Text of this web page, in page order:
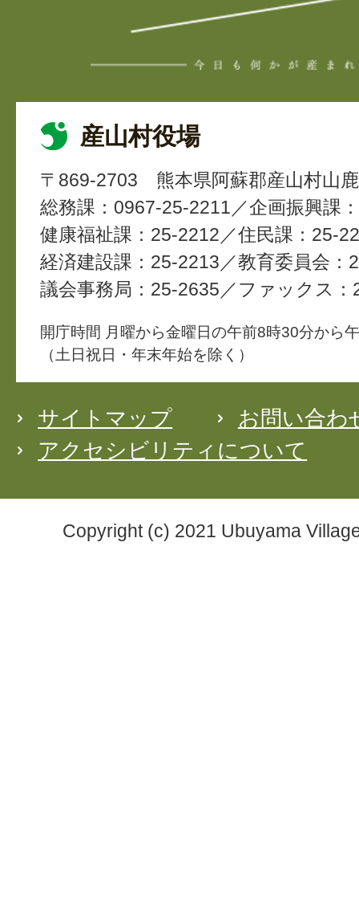
産山村役場
〒869-2703
熊本県阿蘇郡産山村山
総務課：0967-25-2211
企画振興課
健康福祉課：25-2212
住民課：25-
経済建設課：25-2213
教育委員会：
議会事務局：25-2635
ファックス：
開庁時間 月曜から金曜日の午前8時30分から
（土日祝日・年末年始を除く）
サイトマップ
お問い合わ
アクセシビリティについて
Copyright (c) 2021 Ubuyama